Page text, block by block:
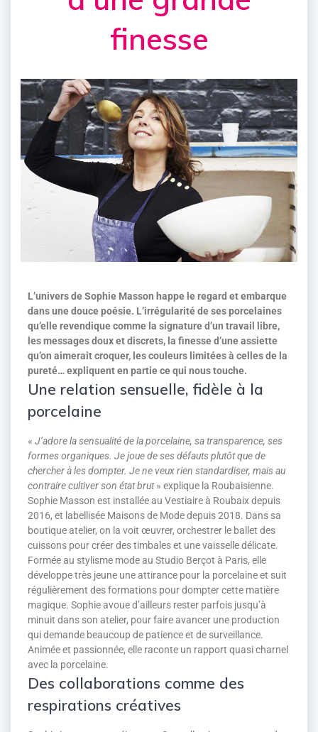
finesse​
L’univers de Sophie Masson happe le regard et embarque
dans une douce poésie. L’irrégularité de ses porcelaines
qu’elle revendique comme la signature d’un travail libre,
les messages doux et discrets, la finesse d’une assiette
qu’on aimerait croquer, les couleurs limitées à celles de la
pureté… expliquent en partie ce qui nous touche.
Une relation sensuelle, fidèle à la
porcelaine
« J’adore la sensualité de la porcelaine, sa transparence, ses
formes organiques. Je joue de ses défauts plutôt que de
chercher à les dompter. Je ne veux rien standardiser, mais au
contraire cultiver son état brut» explique la Roubaisienne.
Sophie Masson est installée au Vestiaire à Roubaix depuis
2016, et labellisée Maisons de Mode depuis 2018. Dans sa
boutique atelier, on la voit œuvrer, orchestrer le ballet des
cuissons pour créer des timbales et une vaisselle délicate.
Formée au stylisme mode au Studio Berçot à Paris, elle
développe très jeune une attirance pour la porcelaine et suit
régulièrement des formations pour dompter cette matière
magique. Sophie avoue d’ailleurs rester parfois jusqu’à
minuit dans son atelier, pour faire avancer une production
qui demande beaucoup de patience et de surveillance.
Animée et passionnée, elle raconte un rapport quasi charnel
avec la porcelaine.
Des collaborations comme des
respirations créatives